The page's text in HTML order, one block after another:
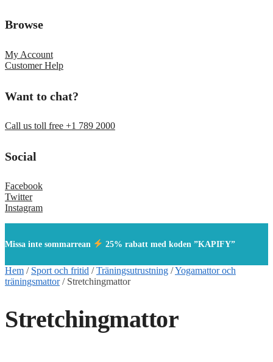
Browse
My Account
Customer Help
Want to chat?
Call us toll free +1 789 2000
Social
Facebook
Twitter
Instagram
Missa inte sommarrean 25% rabatt med koden ”KAPIFY”
Hem / Sport och fritid /Träningsutrustning /Yogamattor och
träningsmattor/ Stretchingmattor
Stretchingmattor